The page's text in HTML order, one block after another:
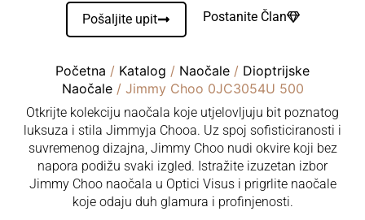
Pošaljite upit Postanite Član
Početna / Katalog / Naočale / Dioptrijske
Naočale/ Jimmy Choo 0JC3054U 500
Otkrijte kolekciju naočala koje utjelovljuju bit poznatog
luksuza i stila Jimmyja Chooa. Uz spoj sofisticiranosti i
suvremenog dizajna, Jimmy Choo nudi okvire koji bez
napora podižu svaki izgled. Istražite izuzetan izbor
Jimmy Choo naočala u Optici Visus i prigrlite naočale
koje odaju duh glamura i profinjenosti.